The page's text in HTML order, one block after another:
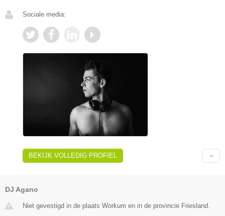
Sociale media:
BEKIJK VOLLEDIG PROFIEL
DJ Agano
Niet gevestigd in de plaats Workum en in de provincie Friesland.